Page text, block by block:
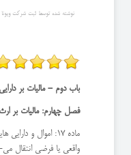
نوشته شده توسطثبت شرکت ویونا
باب دوم - مالیات بر دارایی
فصل چهارم: مالیات بر ارث
ماده 17: اموال و
واقعی یا فرضی انتقال